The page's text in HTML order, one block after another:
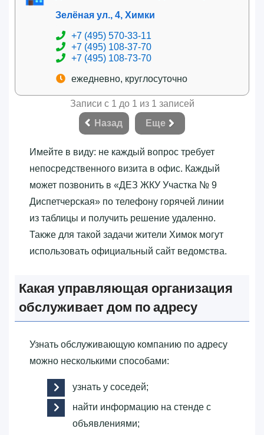
Зелёная ул., 4, Химки
+7 (495) 570-33-11
+7 (495) 108-37-70
+7 (495) 108-73-70
ежедневно, круглосуточно
Записи с 1 до 1 из 1 записей
Назад
Еще
Имейте в виду: не каждый вопрос требует
непосредственного визита в офис. Каждый
может позвонить в «‎ДЕЗ ЖКУ Участка № 9
Диспетчерская»‎ по телефону горячей линии
из таблицы и получить решение удаленно.
Также для такой задачи жители Химок могут
использовать официальный сайт ведомства.
Какая управляющая организация
обслуживает дом по адресу
Узнать обслуживающую компанию по адресу
можно несколькими способами:
узнать у соседей;
найти информацию на стенде с
объявлениями;